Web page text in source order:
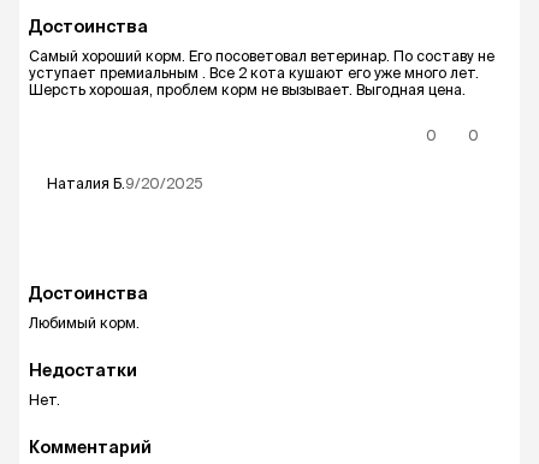
Достоинства
Самый хороший корм. Его посоветовал ветеринар. По составу не
уступает премиальным . Все 2 кота кушают его уже много лет.
Шерсть хорошая, проблем корм не вызывает. Выгодная цена.
0 0
Наталия Б. 9/20/2025
Достоинства
Любимый корм.
Недостатки
Нет.
Комментарий